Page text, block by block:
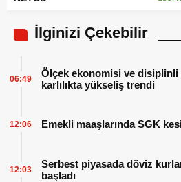
İlginizi Çekebilir
Ölçek ekonomisi ve
karlılıkta yükseliş trendi
06:49
Emekli maaşlarında SGK
12:06
Serbest piyasada döviz
başladı
12:03